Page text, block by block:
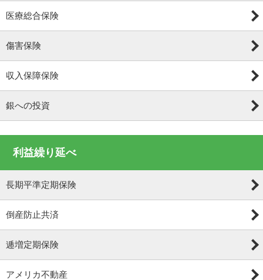
医療総合保険
傷害保険
収入保障保険
銀への投資
利益繰り延べ
長期平準定期保険
倒産防止共済
逓増定期保険
アメリカ不動産